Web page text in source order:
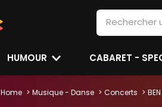
HUMOUR CABARET -
Home Musique - Danse Concerts